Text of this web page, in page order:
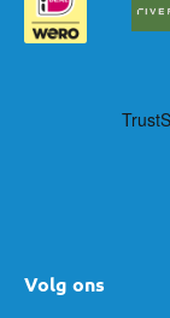
Volg ons